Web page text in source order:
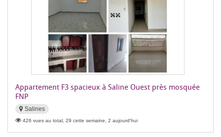
Appartement F3 spacieux à Saline Ouest près mosquée
FNP
Salines
426 vues au total, 29 cette semaine, 2 aujourd'hui